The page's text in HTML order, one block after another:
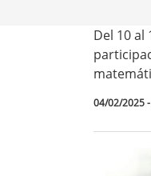
Del 10
04/02/2025-